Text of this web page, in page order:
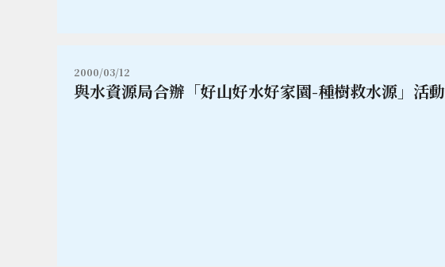
2000/03/12
與水資源局合辦「好山好水好家園-種樹救水源」活動